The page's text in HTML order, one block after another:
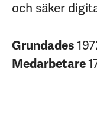
och säker
Grundades
Medarbetare